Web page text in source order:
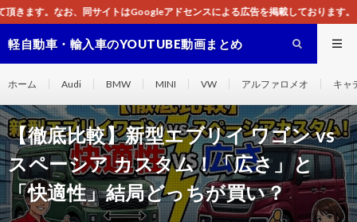
アドセンスによる広告を掲載しております。
軽自動車・輸入車のYOUTUBE動画まとめ
ホーム Audi BMW MINI VW アルファロメオ キャ
【徹底比較】新型エブリイ ワゴン vs
スペーシア カスタム！「広さ」と
「快適性」結局どっちが買い？